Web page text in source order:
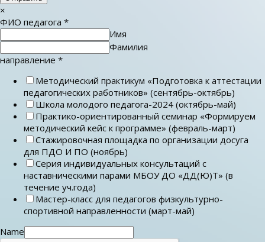
×
ФИО педагога *
Имя
Фамилия
направление *
Методический практикум «Подготовка к аттестации
педагогических работников» (сентябрь-октябрь)
Школа молодого педагога-2024 (октябрь-май)
Практико-ориентированный семинар «Формируем
методический кейс к программе» (февраль-март)
Стажировочная площадка по организации досуга
для ПДО И ПО (ноябрь)
Серия индивидуальных консультаций с
наставническими парами МБОУ ДО «ДД(Ю)Т» (в
течение уч.года)
Мастер-класс для педагогов физкультурно-
спортивной направленности (март-май)
Name